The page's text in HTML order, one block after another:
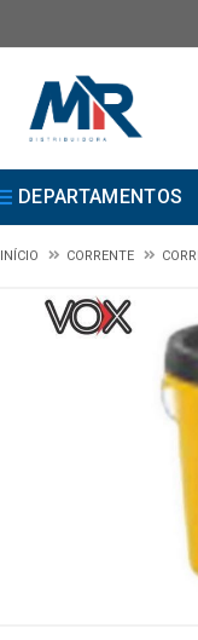
DEPARTAMENTOS
INÍCIO CORRENTE